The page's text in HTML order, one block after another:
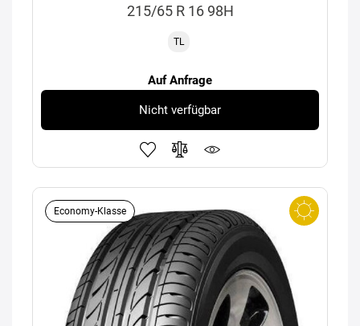
215/65 R 16 98H
TL
Auf Anfrage
Nicht verfügbar
Economy-Klasse